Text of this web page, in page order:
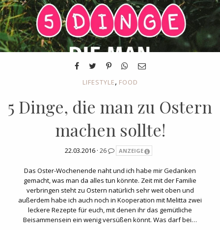
LIFESTYLE, FOOD
5 Dinge, die man zu Ostern
machen sollte!
22.03.2016 · 26 ANZEIGE
Das Oster-Wochenende naht und ich habe mir Gedanken
gemacht, was man da alles tun könnte. Zeit mit der Familie
verbringen steht zu Ostern natürlich sehr weit oben und
außerdem habe ich auch noch in Kooperation mit Melitta zwei
leckere Rezepte für euch, mit denen ihr das gemütliche
Beisammensein ein wenig versüßen könnt. Was darf bei…